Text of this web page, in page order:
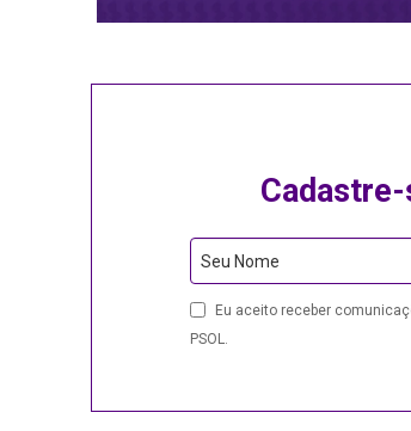
Website
URL
Seu Nome
Eu aceito receber
PSOL.